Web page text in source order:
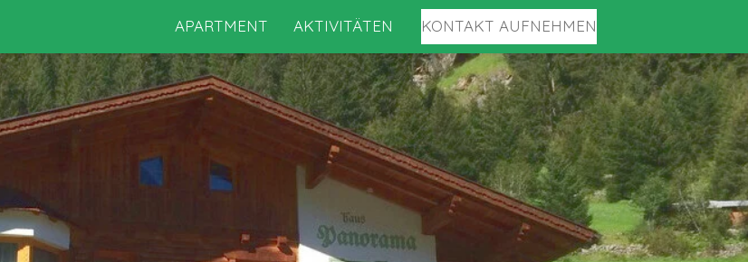
APARTMENT AKTIVITÄTEN KONTAKT AUFNEHMEN